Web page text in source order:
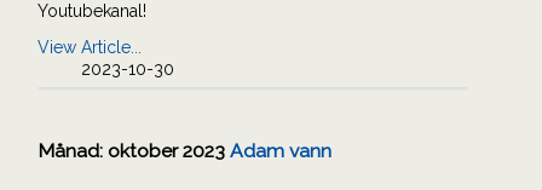
Youtubekanal!
View Article...
2023-10-30
Månad: oktober 2023 Adam vann